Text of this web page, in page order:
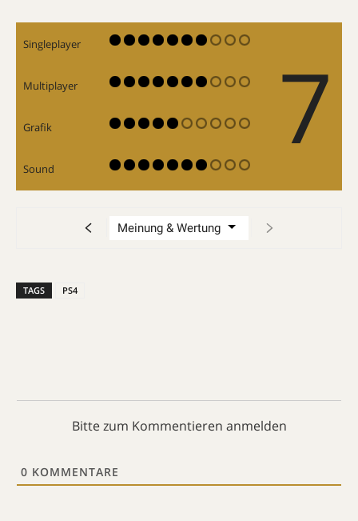
Singleplayer 7
Multiplayer
Grafik
Sound
TAGS PS4
Bitte zum Kommentieren anmelden
0 KOMMENTARE